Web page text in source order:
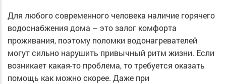
Для любого современного человека наличие горячего
водоснабжения дома – это залог комфорта
проживания, поэтому поломки водонагревателей
могут сильно нарушить привычный ритм жизни. Если
возникает какая-то проблема, то требуется оказать
помощь как можно скорее. Даже при